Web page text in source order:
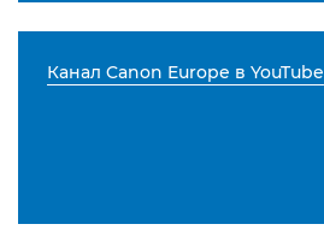
Канал Canon Europe в YouTube